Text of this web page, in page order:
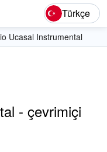
Türkçe
Ucasal Instrumental
- çevrimiçi